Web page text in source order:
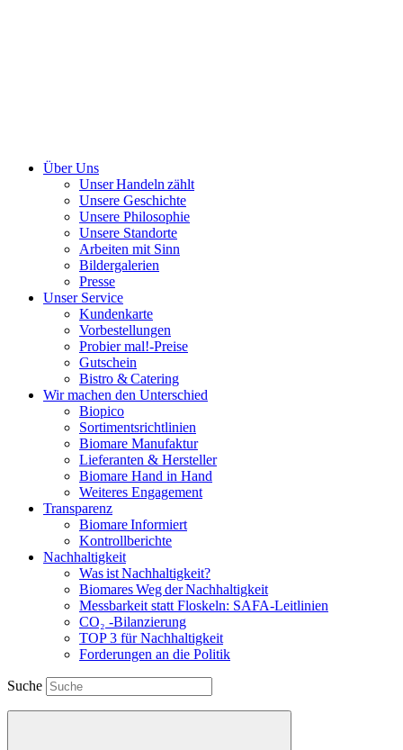
Über Uns
Unser Handeln zählt
Unsere Geschichte
Unsere Philosophie
Unsere Standorte
Arbeiten mit Sinn
Bildergalerien
Presse
Unser Service
Kundenkarte
Vorbestellungen
Probier mal!-Preise
Gutschein
Bistro & Catering
Wir machen den Unterschied
Biopico
Sortimentsrichtlinien
Biomare Manufaktur
Lieferanten & Hersteller
Biomare Hand in Hand
Weiteres Engagement
Transparenz
Biomare Informiert
Kontrollberichte
Nachhaltigkeit
Was ist Nachhaltigkeit?
Biomares Weg der Nachhaltigkeit
Messbarkeit statt Floskeln: SAFA-Leitlinien
CO₂ -Bilanzierung
TOP 3 für Nachhaltigkeit
Forderungen an die Politik
Suche